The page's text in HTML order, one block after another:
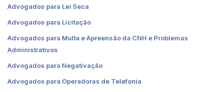
Advogados para Lei Seca
Advogados para Licitação
Advogados para Multa e Apreensão da CNH e Problemas
Administrativos
Advogados para Negativação
Advogados para Operadoras de Telefonia